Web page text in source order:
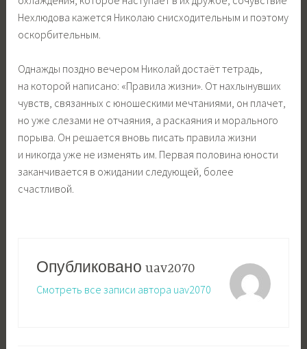
Нехлюдова кажется Николаю снисходительным и поэтому
оскорбительным.
Однажды поздно вечером Николай достаёт тетрадь,
на которой написано: «Правила жизни». От нахлынувших
чувств, связанных с юношескими мечтаниями, он плачет,
но уже слезами не отчаяния, а раскаяния и морального
порыва. Он решается вновь писать правила жизни
и никогда уже не изменять им. Первая половина юности
заканчивается в ожидании следующей, более
счастливой.
Опубликовано uav2070
Смотреть все записи автора uav2070